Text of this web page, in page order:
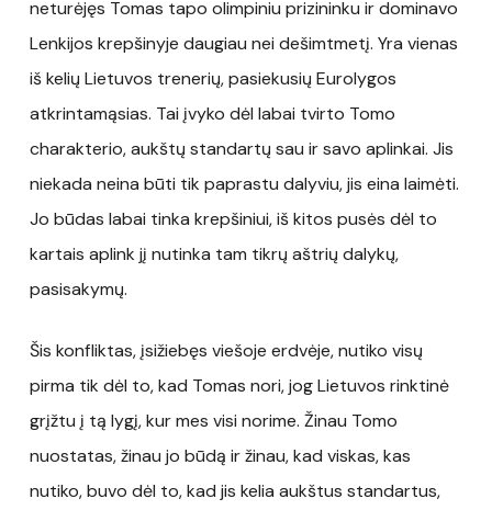
neturėjęs Tomas tapo olimpiniu prizininku ir dominavo
Lenkijos krepšinyje daugiau nei dešimtmetį. Yra vienas
iš kelių Lietuvos trenerių, pasiekusių Eurolygos
atkrintamąsias. Tai įvyko dėl labai tvirto Tomo
charakterio, aukštų standartų sau ir savo aplinkai. Jis
niekada neina būti tik paprastu dalyviu, jis eina laimėti.
Jo būdas labai tinka krepšiniui, iš kitos pusės dėl to
kartais aplink jį nutinka tam tikrų aštrių dalykų,
pasisakymų.
Šis konfliktas, įsižiebęs viešoje erdvėje, nutiko visų
pirma tik dėl to, kad Tomas nori, jog Lietuvos rinktinė
grįžtu į tą lygį, kur mes visi norime. Žinau Tomo
nuostatas, žinau jo būdą ir žinau, kad viskas, kas
nutiko, buvo dėl to, kad jis kelia aukštus standartus,